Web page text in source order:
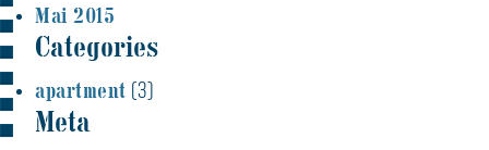
Mai 2015
Categories
apartment (3)
Meta